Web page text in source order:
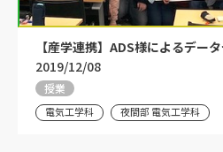
【産学連携】ADS様によるデー
2019/12/08
授業
電気工学科 夜間部 電気工学科